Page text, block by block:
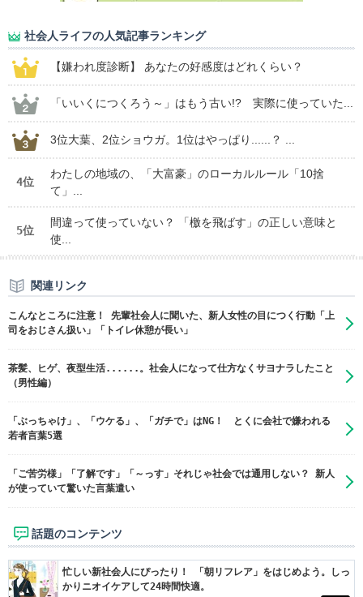
社会人ライフの人気記事ランキング
【嫌われ度診断】 あなたの好感度はどれくらい？
「いいくにつくろう～」はもう古い!? 実際に使っていた...
3位大葉、2位ショウガ。1位はやっぱり......？ ...
4位
わたしの地域の、「大富豪」のローカルルール「10捨
て」...
5位
間違って使っていない？ 「檄を飛ばす」の正しい意味と
使...
関連リンク
こんなところに注意！ 先輩社会人に聞いた、新人女性の目につく行動「上
司をおじさん扱い」「トイレ休憩が長い」
茶髪、ヒゲ、夜型生活......。社会人になって仕方なくサヨナラしたこと
（男性編）
「ぶっちゃけ」、「ウケる」、「ガチで」はNG！ とくに会社で嫌われる
若者言葉5選
「ご苦労様」「了解です」「～っす」それじゃ社会では通用しない？ 新人
が使っていて驚いた言葉遣い
話題のコンテンツ
忙しい新社会人にぴったり！ 「朝リフレア」をはじめよう。しっ
かりニオイケアして24時間快適。